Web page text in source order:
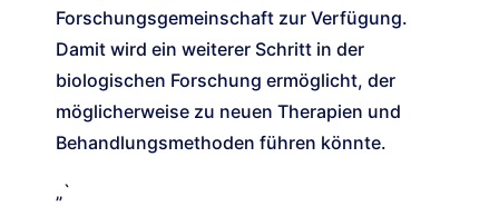
Forschungsgemeinschaft zur Verfügung.
Damit wird ein weiterer Schritt in der
biologischen Forschung ermöglicht, der
möglicherweise zu neuen Therapien und
Behandlungsmethoden führen könnte.
„`